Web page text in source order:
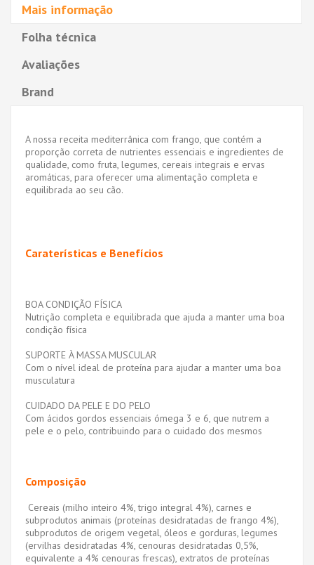
Mais informação
Folha técnica
Avaliações
Brand
A nossa receita mediterrânica com frango, que contém a
proporção correta de nutrientes essenciais e ingredientes de
qualidade, como fruta, legumes, cereais integrais e ervas
aromáticas, para oferecer uma alimentação completa e
equilibrada ao seu cão.
Caraterísticas e Benefícios
BOA CONDIÇÃO FÍSICA
Nutrição completa e equilibrada que ajuda a manter uma boa
condição física
SUPORTE À MASSA MUSCULAR
Com o nível ideal de proteína para ajudar a manter uma boa
musculatura
CUIDADO DA PELE E DO PELO
Com ácidos gordos essenciais ómega 3 e 6, que nutrem a
pele e o pelo, contribuindo para o cuidado dos mesmos
Composição
Cereais (milho inteiro 4%, trigo integral 4%), carnes e
subprodutos animais (proteínas desidratadas de frango 4%),
subprodutos de origem vegetal, óleos e gorduras, legumes
(ervilhas desidratadas 4%, cenouras desidratadas 0,5%,
equivalente a 4% cenouras frescas), extratos de proteínas